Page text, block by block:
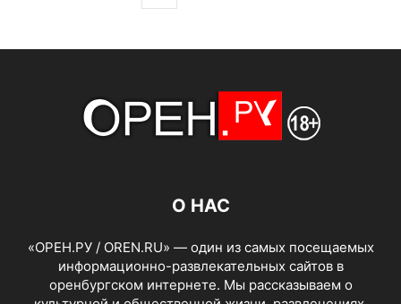
О НАС
«ОРЕН.РУ / OREN.RU» — один из самых посещаемых
информационно-развлекательных сайтов в
оренбургском интернете. Мы рассказываем о